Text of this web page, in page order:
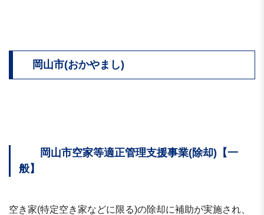
岡山市(おかやまし)
岡山市空家等適正管理支援事業(除却)【一
般】
空き家(特定空き家などに限る)の除却に補助が実施され、